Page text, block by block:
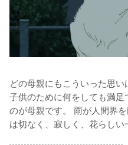
どの母親にもこういった思
子供のために何をしても満
のが母親です。 雨が人間界
は切なく、寂しく、花らしい